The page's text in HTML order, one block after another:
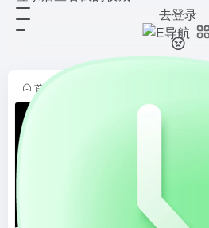
去登录
首页
提供域名注册、DNS解析和SSL证
书服务的平台。它支持多种顶级域名
管理网络资产的可靠选择。